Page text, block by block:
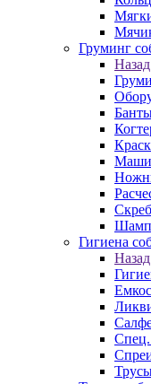
Груминг
Назад
Гигиена
Назад